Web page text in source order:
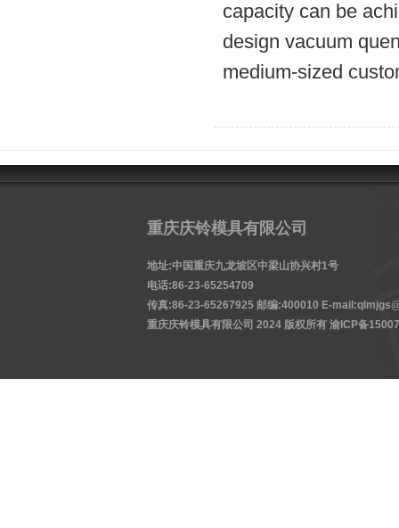
capacity can be
design vacuum
medium-sized
重庆庆铃模具有限公司
地址:中国重庆九龙坡区中梁山协兴村1号
电话:86-23-65254709
传真:86-23-65267925 邮编:400010 E-
重庆庆铃模具有限公司 2024 版权所有 渝ICP备